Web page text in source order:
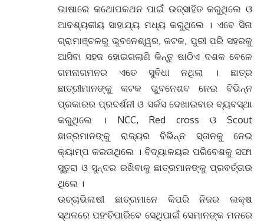
ଭାଷାରେ କଥୋପକଥନ ପାଇଁ ଉତ୍ସାହିତ କରୁଥିଲେ ଓ
ଆବଶ୍ୟକୀୟ ସାହାଯ୍ୟ ମଧ୍ୟ କରୁଥିଲେ । ଏବେ ସିନା
ଗ୍ରାମାଞ୍ଚଳରୁ ଭୁବନେଶ୍ୱର, କଟକ, ପୁରୀ ପରି ସହରକୁ
ଆସିବା ସହଜ ହୋଇଗଲାଣି କିନ୍ତୁ ଷାଠିଏ ଦଶକ ବେଳେ
ଗମନାଗମନର ଏତେ ସୁବିଧା ନଥିଲା । ଛାତ୍ର
ଛାତ୍ରୀମାନଙ୍କୁ କଟକ ଭୁବନେଶବ ନେଇ ବିଭିନ୍ନ
ପ୍ରକାରର ପ୍ରଦର୍ଶନୀ ଓ ସର୍କସ ଦେଖାଇବାର ବ୍ୟବସ୍ଥା
କରୁଥିଲେ । NCC, Red cross ଓ Scout
ଛାତ୍ରମାନଙ୍କୁ ରାଜ୍ୟର ବିଭିନ୍ନ ସ୍ତାନକୁ ନେଇ
କ୍ୟାମ୍ପ କରଉଥିଲେ । ବିଦ୍ୟାଳୟର ପରିବେଶକୁ ସଫା
ସୁତୁରା ଓ ସୁନ୍ଦର ରଖିବାକୁ ଛାତ୍ରମାନଙ୍କୁ ପ୍ରବର୍ତ୍ତାଉ
ଥିଲେ ।
ଉଚ୍ଚାଭିଳାଷୀ ଛାତ୍ରମାନେ କିପରି ନିଜର ଲକ୍ଷ
ସ୍ଥଳରେ ପହଂଚିପାରିବେ ସେଥିପାଇଁ ସେମାନଙ୍କ ମନରେ